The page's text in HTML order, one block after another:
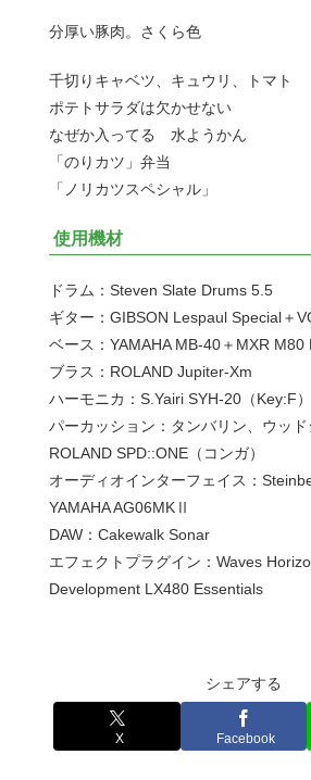
分厚い豚肉。さくら色
千切りキャベツ、キュウリ、トマト
ポテトサラダは欠かせない
なぜか入ってる 水ようかん
「のりカツ」弁当
「ノリカツスペシャル」
使用機材
ドラム：Steven Slate Drums 5.5
ギター：GIBSON Lespaul Special＋
ベース：YAMAHA MB-40＋MXR M80
ブラス：ROLAND Jupiter-Xm
ハーモニカ：S.Yairi SYH-20（Key:F）
パーカッション：タンバリン、ウッド
ROLAND SPD::ONE（コンガ）
オーディオインターフェイス：
YAMAHA AG06MKⅡ
DAW：Cakewalk Sonar
エフェクトプラグイン：Waves
Development LX480 Essentials
シェアする
X Facebook